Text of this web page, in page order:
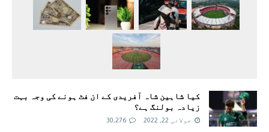
کیا شاہین شاہ آفریدی کے ان فٹ ہونے کی وجہ بہت
زیادہ بولنگ ہے؟
جولائی 22, 2022 30,276